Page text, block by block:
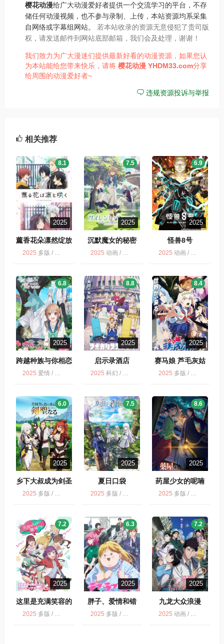
樱花动漫给广大动漫爱好者提供一个交流学习的平台，不存
储任何动漫视频，也不参与录制、上传，本站资源均系采集
自网络或字幕组网站。 若本站收录的资源无意侵犯了贵司版
权，请发送邮件到网站底部邮箱，我们会及处理，谢谢！
我们致力为广大漫迷们提供最新好看的动漫资源，如果您认
为本站能给您带来快乐，请将 樱花动漫 YHDM33.com分享
给周围的动漫爱好者~
违规资源投诉与举报
相关推荐
2025
薰香花朵凛然绽放
8.1
2025 多版 / 爱情 / 喜剧 / 动画 / 薰香花朵凛然绽放
2025
沉默魔女的秘密
7.5
2025 动画 / 多版
2025
怪兽8号
6.9
2025 动画 / 多版 / 怪兽8号 第2季
2025
跨越种族与你相恋
6.8
2025 爱情 / 动画 / 多版 / 跨越种族与你相恋 / 剧情
2025
启示录酒店
8.8
2025 科幻 / 动画 / 启示录酒店 / 灾难 / 多版
2025
赛马娘 芦毛灰姑
娘 Part 2 ウマ娘
8.4
2025 多版 / 运动 / 动画 / 剧情
2025
乡下大叔成为剑圣
6.0
2025 多版 / 动画 / 乡下大叔成为剑圣
2025
夏日口袋
7.5
2025 多版 / 动画 / 爱情 / 奇幻
2025
药屋少女的呢喃
8.6
2025 多版 / 动画
2025
这里是充满笑容的
职场。
7.2
2025 多版 / 这里是充满笑容的职场 / 动画
2025
胖子、爱情和错
误！
6.3
2025 多版 / 动画 / 胖子、爱情和错误！
2025
九龙大众浪漫
7.2
2025 动画 / 爱情 / 多版 / 九龙大众浪漫